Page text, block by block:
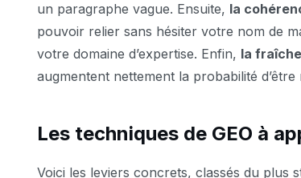
un paragraphe vague. Ensuite, la
pouvoir relier sans hésiter votre nom de
votre domaine d’expertise. Enfin, la
augmentent nettement la probabilité d’être
Les techniques de GEO à
Voici les leviers concrets, classés du plus